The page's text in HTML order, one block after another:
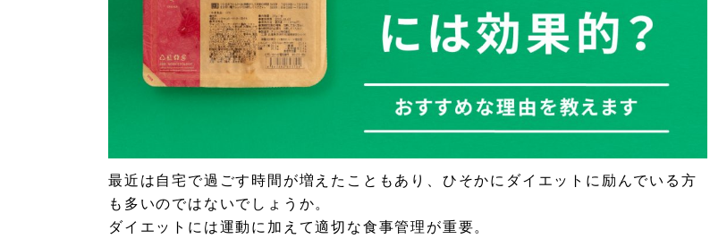
最近は自宅で過ごす時間が増えたこともあり、ひそかにダイエットに励んでいる方
も多いのではないでしょうか。
ダイエットには運動に加えて適切な食事管理が重要。